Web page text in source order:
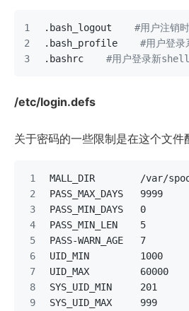
.bash_logout #用户注销
.bash_profile #用户登录
.bashrc #用户登录新shell
/etc/login.defs
关于密码的一些限制是在这个文件
MALL_DIR        /var/
PASS-
UID_MIN
UID_MAX
SYS_UID_MIN